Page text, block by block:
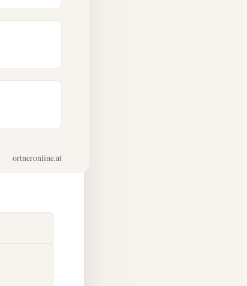
ortneronline.at